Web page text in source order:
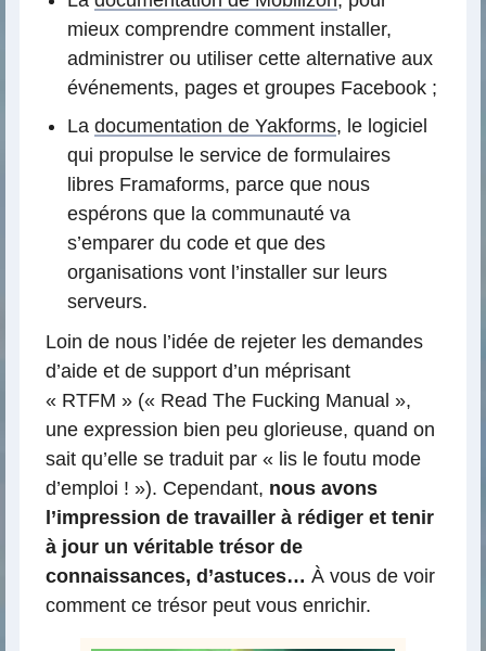
mieux comprendre comment installer,
administrer ou utiliser cette alternative aux
événements, pages et groupes Facebook ;
La documentation de Yakforms, le logiciel
qui propulse le service de formulaires
libres Framaforms, parce que nous
espérons que la communauté va
s’emparer du code et que des
organisations vont l’installer sur leurs
serveurs.
Loin de nous l’idée de rejeter les demandes
d’aide et de support d’un méprisant
« RTFM » (« Read The Fucking Manual »,
une expression bien peu glorieuse, quand on
sait qu’elle se traduit par « lis le foutu mode
d’emploi ! »). Cependant, nous avons
l’impression de travailler à rédiger et tenir
à jour un véritable trésor de
connaissances, d’astuces… À vous de voir
comment ce trésor peut vous enrichir.